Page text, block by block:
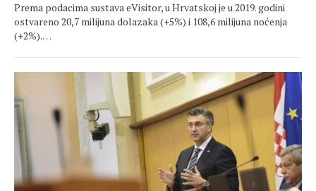
Prema podacima sustava eVisitor, u Hrvatskoj je u 2019. godini
ostvareno 20,7 milijuna dolazaka (+5%) i 108,6 milijuna noćenja
(+2%).…